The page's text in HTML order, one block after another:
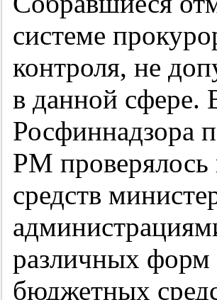
системе
контроля, не
в данной сфере.
Росфиннадзора
РМ проверялось
средств
различных форм
бюджетных